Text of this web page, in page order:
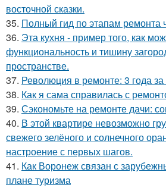
восточной сказки.
35. Полный гид по этапам ремонта
36. Эта кухня - пример того, как
функциональность и тишину
пространстве.
37. Революция в ремонте: 3 года
38. Как я сама справилась с
39. Сэкономьте на ремонте дачи:
40. В этой квартире невозможно
свежего зелёного и солнечного
настроение с первых шагов.
41. Как Воронеж связан с
плане туризма